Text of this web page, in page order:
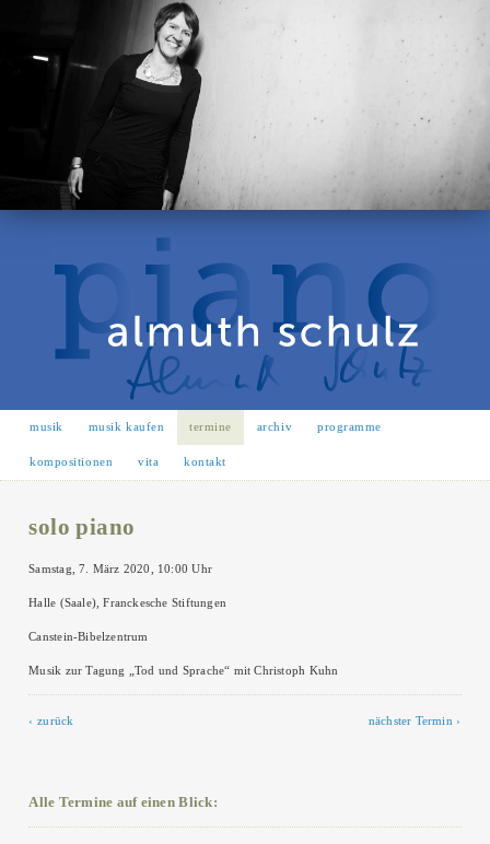
musik musik kaufen termine archiv programme
kompositionen vita kontakt
solo piano
Samstag, 7. März 2020, 10:00 Uhr
Halle (Saale), Franckesche Stiftungen
Canstein-Bibelzentrum
Musik zur Tagung „Tod und Sprache“ mit Christoph Kuhn
zurück nächster Termin
Alle Termine auf einen Blick: